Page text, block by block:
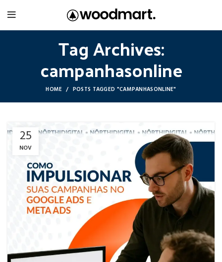
Tag Archives:
campanhasonline
HOME POSTS TAGGED "CAMPANHASONLINE"
25
NOV